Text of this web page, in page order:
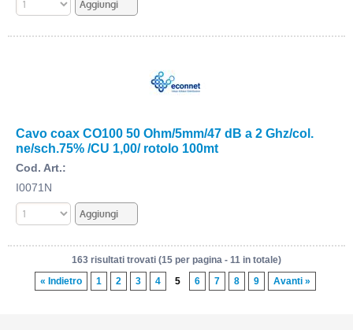
Cavo coax CO100 50 Ohm/5mm/47 dB a 2 Ghz/col.
ne/sch.75% /CU 1,00/ rotolo 100mt
Cod. Art.:
I0071N
163 risultati trovati (15 per pagina - 11 in totale)
« Indietro
1 2 3 4 5 6 7 8 9 Avanti »